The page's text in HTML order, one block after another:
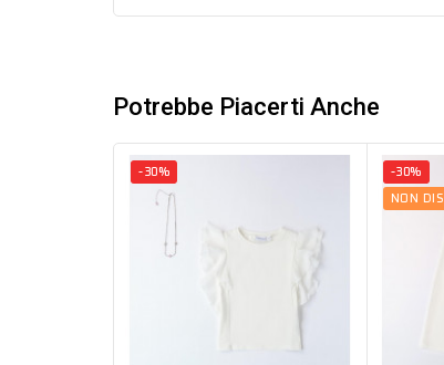
Potrebbe Piacerti Anche
-30% -30%
NON